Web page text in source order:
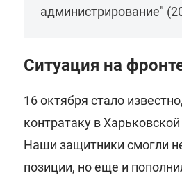
администрирование"
Ситуация на
16 октября стало
контратаку в
Наши защитники смогли
позиции, но еще и